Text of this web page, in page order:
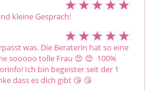
kleine Gespräch!
was. Die Beraterin hat so eine
sooooo tolle Frau 😍 😍  100%
Ich bin begeister seit der 1
dass es dich gibt 😘 😘